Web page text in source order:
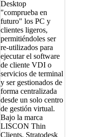
Desktop
"comprueba en
futuro" los PC y
clientes ligeros,
permitiéndoles ser
re-utilizados para
ejecutar el software
de cliente VDI o
servicios de terminal
y ser gestionados de
forma centralizada
desde un solo centro
de gestión virtual.
Bajo la marca
LISCON Thin
Clients, Stratodesk